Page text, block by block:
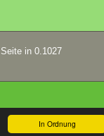
In Ordnung
in 0.1027